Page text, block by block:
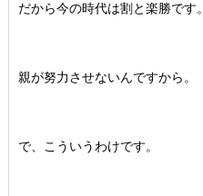
だから今の時代は割と楽勝です。
親が努力させないんですから。
で、こういうわけです。